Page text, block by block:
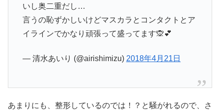
いし奥二重だし…
言うの恥ずかしいけどマスカラとコンタクトとア
イラインでかなり頑張って盛ってます🙊💕
— 清水あいり (@airishimizu) 2018年4月21日
あまりにも、整形しているのでは！？と騒がれるので、さ